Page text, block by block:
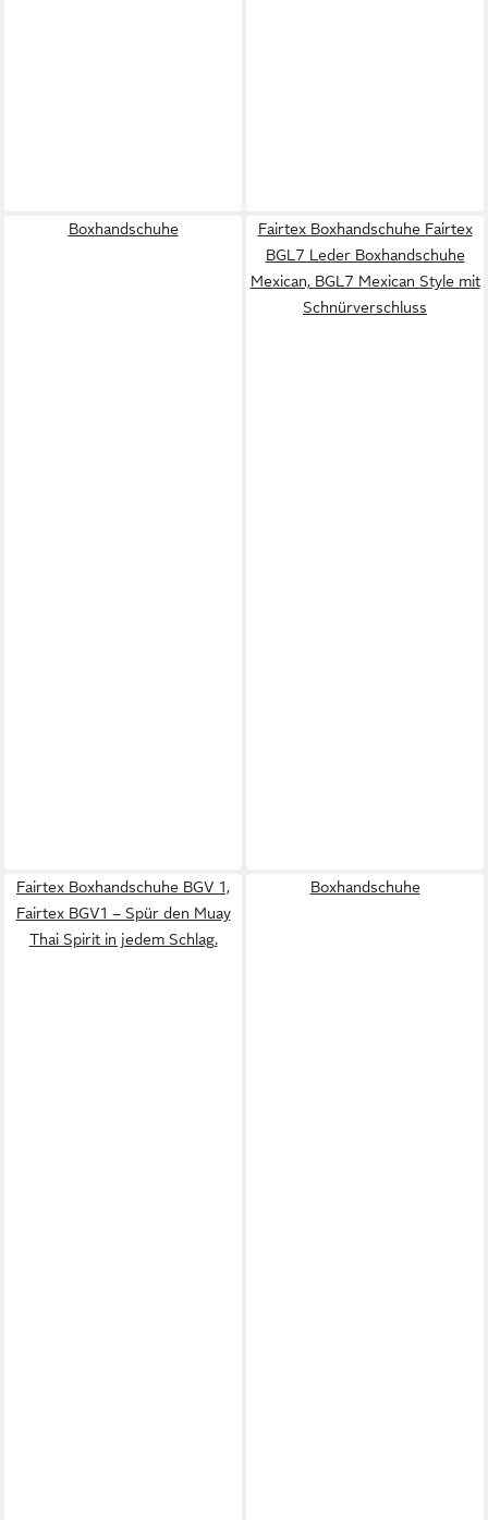
Boxhandschuhe
Fairtex Boxhandschuhe Fairtex
BGL7 Leder Boxhandschuhe
Mexican, BGL7 Mexican Style mit
Schnürverschluss
Fairtex Boxhandschuhe BGV 1,
Fairtex BGV1 – Spür den Muay
Thai Spirit in jedem Schlag.
Boxhandschuhe